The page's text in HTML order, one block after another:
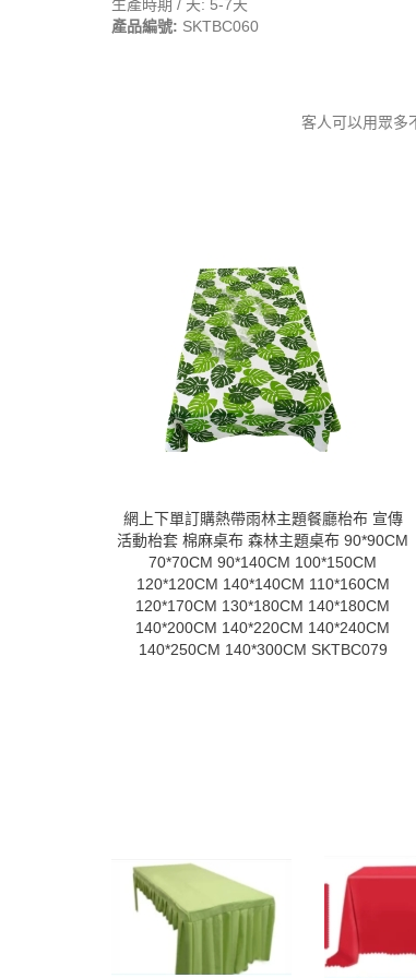
生產時期 / 天: 5-7天
產品編號: SKTBC060
客人可以用眾多
網上下單訂購熱帶雨林主題餐廳枱布 宣傳
活動枱套 棉麻桌布 森林主題桌布 90*90CM
70*70CM 90*140CM 100*150CM
120*120CM 140*140CM 110*160CM
120*170CM 130*180CM 140*180CM
140*200CM 140*220CM 140*240CM
140*250CM 140*300CM SKTBC079